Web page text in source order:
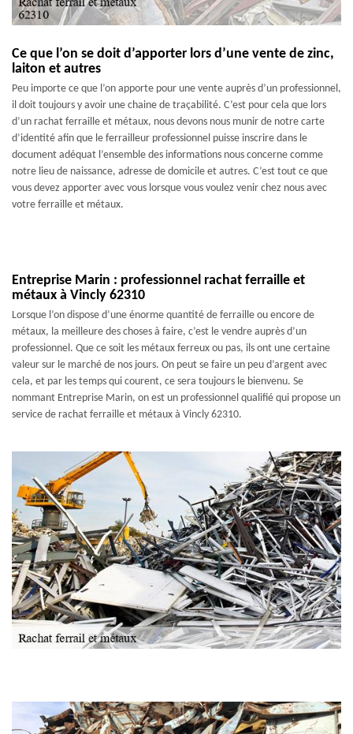
Ce que l’on se doit d’apporter lors d’une vente de zinc,
laiton et autres
Peu importe ce que l’on apporte pour une vente auprès d’un professionnel,
il doit toujours y avoir une chaine de traçabilité. C’est pour cela que lors
d’un rachat ferraille et métaux, nous devons nous munir de notre carte
d’identité afin que le ferrailleur professionnel puisse inscrire dans le
document adéquat l’ensemble des informations nous concerne comme
notre lieu de naissance, adresse de domicile et autres. C’est tout ce que
vous devez apporter avec vous lorsque vous voulez venir chez nous avec
votre ferraille et métaux.
Entreprise Marin : professionnel rachat ferraille et
métaux à Vincly 62310
Lorsque l’on dispose d’une énorme quantité de ferraille ou encore de
métaux, la meilleure des choses à faire, c’est le vendre auprès d’un
professionnel. Que ce soit les métaux ferreux ou pas, ils ont une certaine
valeur sur le marché de nos jours. On peut se faire un peu d’argent avec
cela, et par les temps qui courent, ce sera toujours le bienvenu. Se
nommant Entreprise Marin, on est un professionnel qualifié qui propose un
service de rachat ferraille et métaux à Vincly 62310.